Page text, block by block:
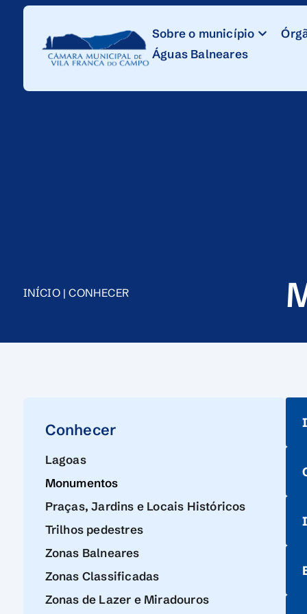
Skip
Content
Sobre o município
Águas Balneares
INÍCIO|CONHECER
Conhecer
Lagoas
Monumentos
Praças, Jardins e Locais Históricos
Trilhos pedestres
Zonas Balneares
Zonas Classificadas
Zonas de Lazer e Miradouros